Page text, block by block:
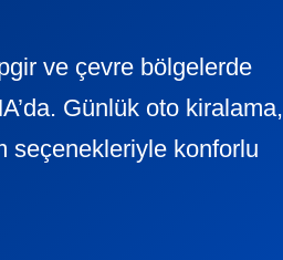
ve çevre bölgelerde
Günlük oto kiralama,
seçenekleriyle konforlu